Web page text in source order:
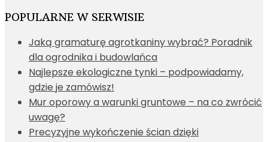
POPULARNE W SERWISIE
Jaką gramaturę agrotkaniny wybrać? Poradnik
dla ogrodnika i budowlańca
Najlepsze ekologiczne tynki – podpowiadamy,
gdzie je zamówisz!
Mur oporowy a warunki gruntowe – na co zwrócić
uwagę?
Precyzyjne wykończenie ścian dzięki